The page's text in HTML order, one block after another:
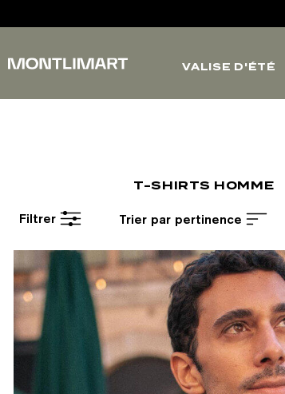
VALISE D'ÉTÉ
T-SHIRTS HOMME
Filtrer Trier par pertinence